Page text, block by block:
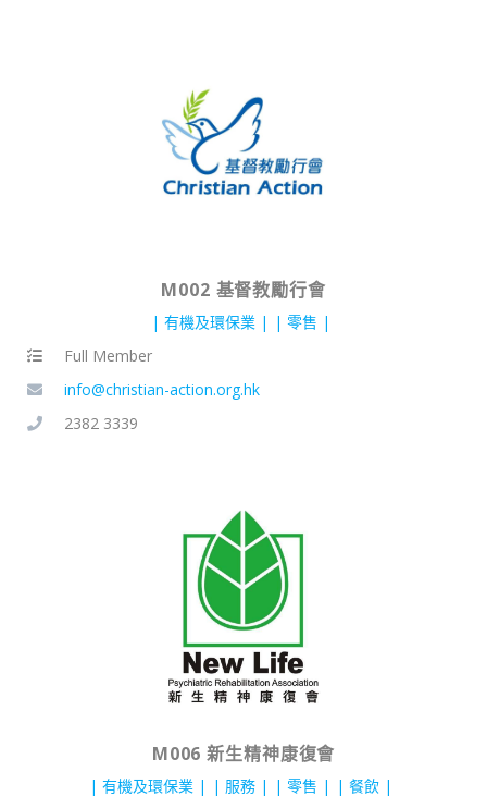
M002 基督教勵行會
有機及環保業
零售
Full Member
info@christian-action.org.hk
2382 3339
M006 新生精神康復會
有機及環保業 服務 零售
餐飲